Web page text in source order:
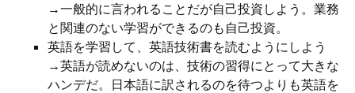
→一般的に言われることだが自己投資しよう。業務
と関連のない学習ができるのも自己投資。
英語を学習して、英語技術書を読むようにしよう
→英語が読めないのは、技術の習得にとって大きな
ハンデだ。日本語に訳されるのを待つよりも英語を